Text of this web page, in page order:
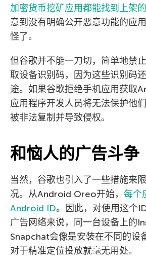
加密货币挖矿应用都能找到上架
意到没有明确公开恶意功能的应
怪了。
但谷歌并不能一刀切，简单地禁
取设备识别码，因为这些识别码
途。如果谷歌拒绝手机应用获取
应用程序开发人员将无法保护他
被非法复制并导致侵权。
和恼人的广告斗争
当然，谷歌也引入了一些措施来
况。从Android Oreo开始， 每个
Android ID。因此，对使用这个
广告网络来说，同一台设备上的
Snapchat会像是安装在不同的设
对于精准定位投放就毫无用处。